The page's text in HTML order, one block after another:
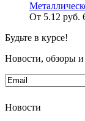
От 5.12 руб.
Будьте в курсе!
Новости, обзоры
Новости